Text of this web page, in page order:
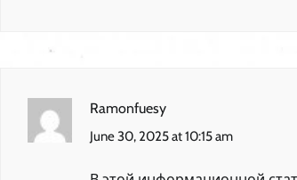
Ramonfuesy
June 30, 2025 at 10:15 am